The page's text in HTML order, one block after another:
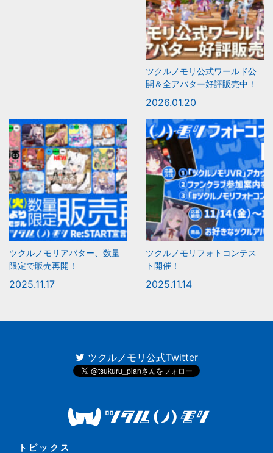
ツクルノモリ公式ワールド公
開＆全アバター好評販売中！
2026.01.20
ツクルノモリアバター、数量
限定で販売再開！
2025.11.17
ツクルノモリフォトコンテス
ト開催！
2025.11.14
トピックス
ツクルノモリ公式Twitter